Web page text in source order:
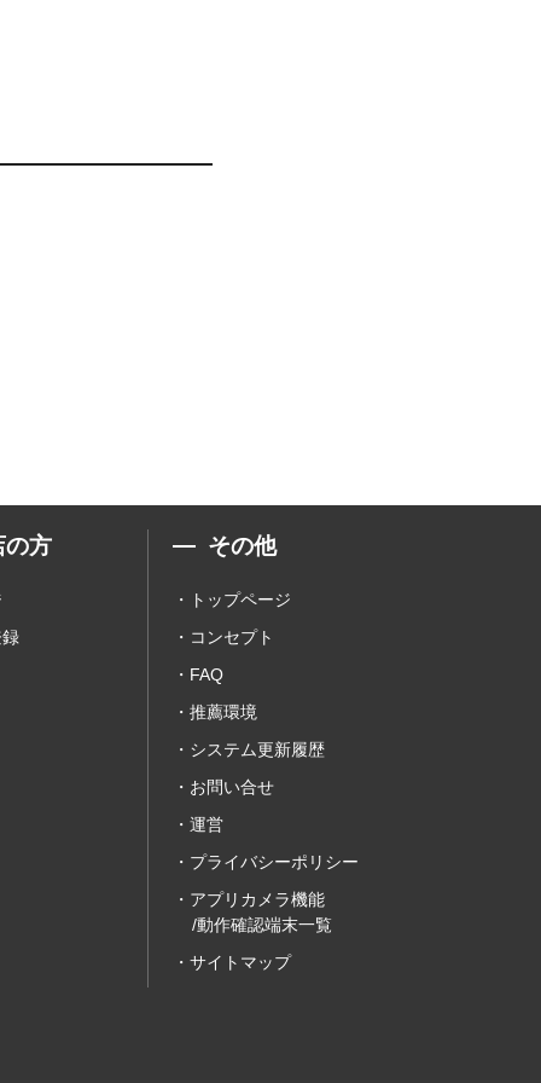
の方 その他
トップページ
コンセプト
FAQ
推薦環境
システム更新履歴
お問い合せ
運営
プライバシーポリシー
アプリカメラ機能
/動作確認端末一覧
サイトマップ